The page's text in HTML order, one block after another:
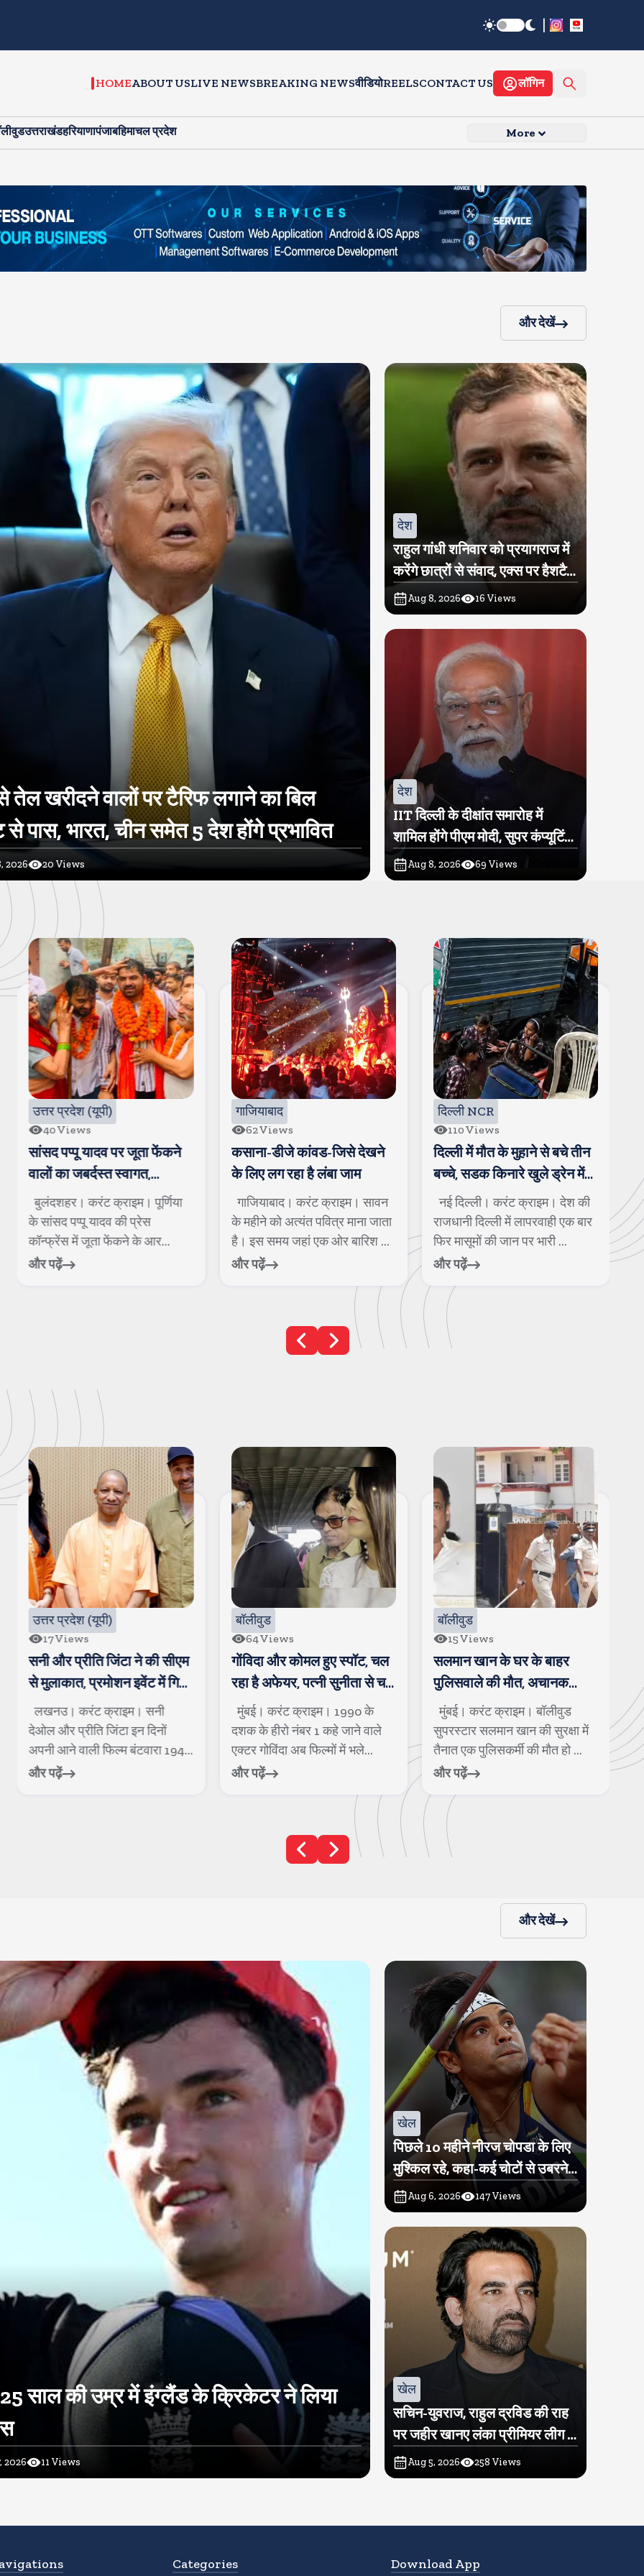
|
HOMEABOUT USLIVE NEWSBREAKING NEWSवीडियोREELSCONTACT US लॉगिन
उत्तराखंडहरियाणापंजाबहिमाचल प्रदेश More
और देखें
खरीदने वालों पर टैरिफ लगाने का बिल
से पास, भारत, चीन समेत 5 देश होंगे प्रभावित
2026 20 Views
देश
राहुल गांधी शनिवार को प्रयागराज में
करेंगे छात्रों से संवाद, एक्स पर हैशटैग
चलाया
Aug 8, 2026 16 Views
देश
IIT दिल्ली के दीक्षांत समारोह में
शामिल होंगे पीएम मोदी, सुपर कंप्यूटिंग
सुविधा परम प्रज्ञा का होगा शुभारंभ
Aug 8, 2026 69 Views
गाजियाबाद
62Views
कसाना-डीजे कांवड-जिसे देखने
के लिए लग रहा है लंबा जाम
गाजियाबाद। करंट क्राइम। सावन
के महीने को अत्यंत पवित्र माना जाता
है। इस समय जहां एक ओर बारिश ...
और पढ़ें
दिल्ली NCR
110Views
दिल्ली में मौत के मुहाने से बचे तीन
बच्चे, सडक किनारे खुले ड्रेन में
जा गिरे
नई दिल्ली। करंट क्राइम। देश की
राजधानी दिल्ली में लापरवाही एक बार
फिर मासूमों की जान पर भारी ...
और पढ़ें
दिल्ली NCR
102Views
दिल्ली में भरभराकर गिरा मकान,
कई गाडियां दबीं, बाल-बाल बची
बुजुर्ग की जान
नई दिल्ली। करंट क्राइम।राजधानी
दिल्ली में लगातार हो रही बारिश के बीच
पुरानी और जर्जर इमारतें ...
और पढ़ें
बॉलीवुड
64Views
गोंविदा और कोमल हुए स्पॉट, चल
रहा है अफेयर, पत्नी सुनीता से चल
रही है खटपट
मुंबई। करंट क्राइम। 1990 के
दशक के हीरो नंबर 1 कहे जाने वाले
एक्टर गोविंदा अब फिल्मों में भले...
और पढ़ें
बॉलीवुड
15Views
सलमान खान के घर के बाहर
पुलिसवाले की मौत, अचानक
बीमार पडकर गिर पडे
मुंबई। करंट क्राइम। बॉलीवुड
सुपरस्टार सलमान खान की सुरक्षा में
तैनात एक पुलिसकर्मी की मौत हो ...
और पढ़ें
बॉलीवुड
48Views
खाने की टेबिल पर आम्रपाली और
निरहुआ में हुई भिडंत, काजल ने
कहा, अब इज्जत नहीं करूंगी
मुंबई। करंट क्राइम। भोजपुरी बवाल
के हालिया एपिसोड में डिनर टेबल पर
काफी हंगामा देखने को मिला ...
और पढ़ें
और देखें
25 साल की उम्र में इंग्लैंड के क्रिकेटर ने लिया
2026 11 Views
खेल
पिछले 10 महीने नीरज चोपडा के लिए
मुश्किल रहे, कहा-कई चोटों से उबरने में
परेशानी हुई
Aug 6, 2026 147Views
खेल
सचिन-युवराज, राहुल द्रविड की राह
पर जहीर खानए लंका प्रीमियर लीग में
खरीदी टीम
Aug 5, 2026 258 Views
Categories Download App